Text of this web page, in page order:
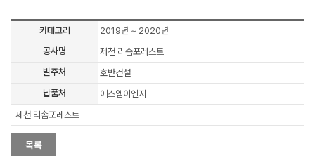
카테고리
2019년 ~ 2020년
공사명
제천 리솜포레스트
발주처
호반건설
납품처
에스엠이엔지
제천 리솜포레스트